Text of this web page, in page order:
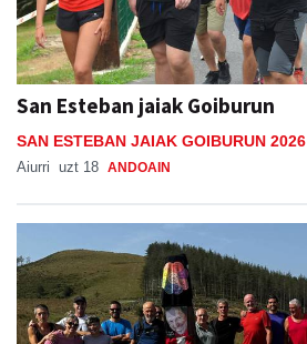
San Esteban jaiak Goiburun
SAN ESTEBAN JAIAK GOIBURUN 2026
Aiurri uzt 18 ANDOAIN